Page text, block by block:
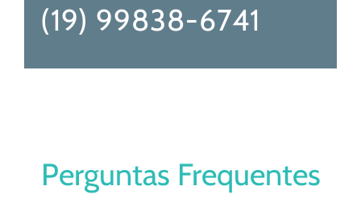
(19) 99838-6741
Perguntas Frequentes